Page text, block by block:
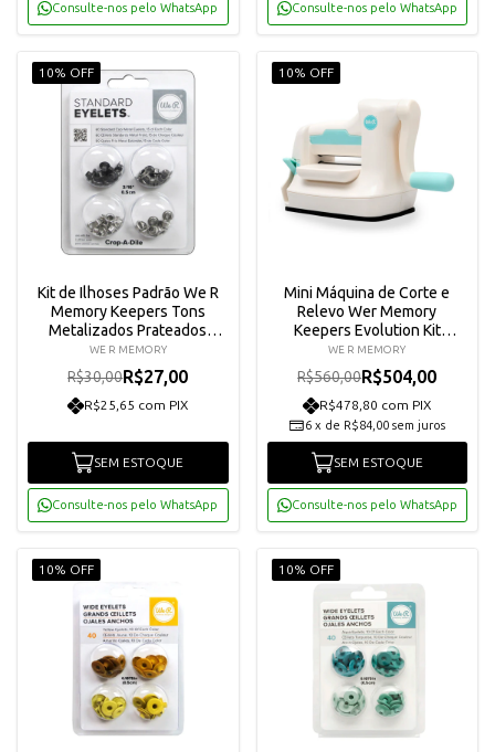
Consulte-nos pelo WhatsApp Consulte-nos pelo WhatsApp
10% OFF
Kit de Ilhoses Padrão We R
Memory Keepers Tons
Metalizados Prateados
41584-8
WE R MEMORY
R$30,00R$27,00
R$25,65 com PIX
SEM ESTOQUE
Consulte-nos pelo WhatsApp
10% OFF
Mini Máquina de Corte e
Relevo Wer Memory
Keepers Evolution Kit
661629
WE R MEMORY
R$560,00R$504,00
R$478,80 com PIX
6 x de R$84,00 sem juros
SEM ESTOQUE
Consulte-nos pelo WhatsApp
10% OFF 10% OFF